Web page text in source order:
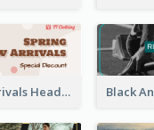
Artistic New Arrivals Header In Pink Colour Tone